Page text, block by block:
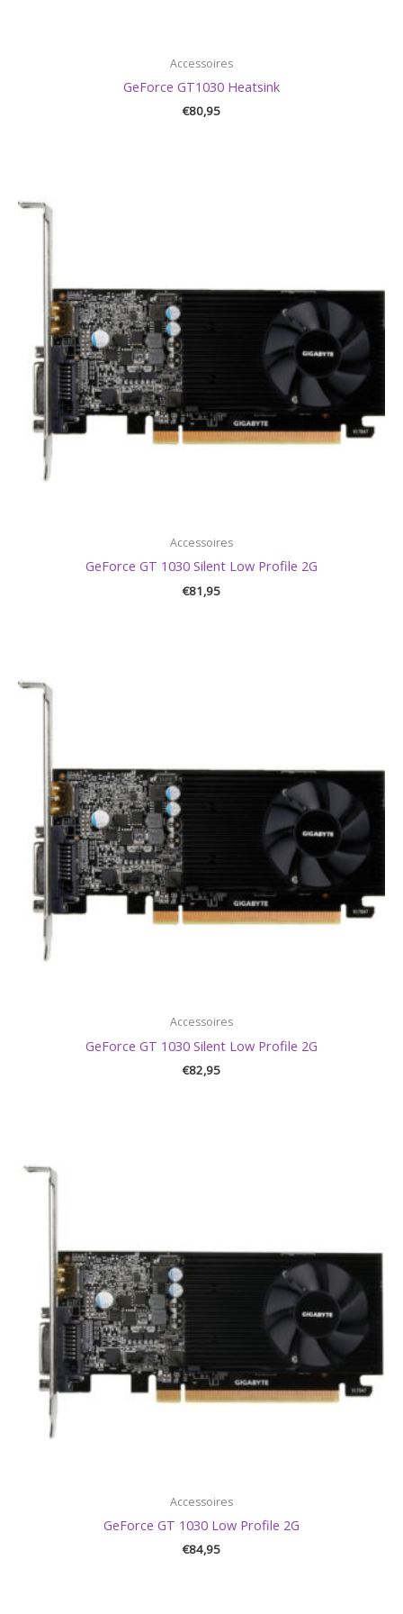
Accessoires
GeForce GT1030 Heatsink
€80,95
Accessoires
GeForce GT 1030 Silent Low Profile 2G
€81,95
Accessoires
GeForce GT 1030 Silent Low Profile 2G
€82,95
Accessoires
GeForce GT 1030 Low Profile 2G
€84,95